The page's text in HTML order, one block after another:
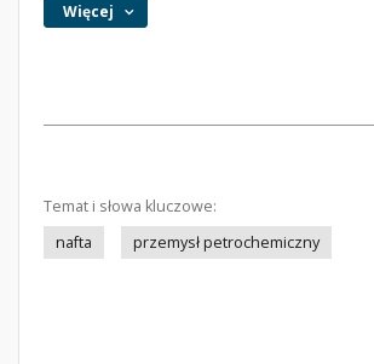
Więcej
Temat i słowa kluczowe:
nafta
przemysł petrochemiczny